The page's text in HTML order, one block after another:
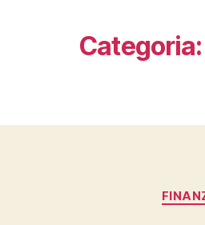
Categoria: